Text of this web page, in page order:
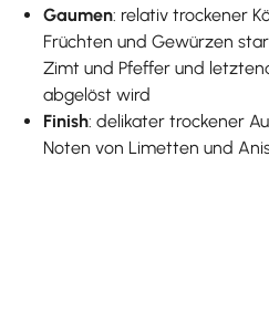
Gaumen: relativ trockener
Früchten und Gewürzen
Zimt und Pfeffer und
abgelöst wird
Finish: delikater trockener
Noten von Limetten und